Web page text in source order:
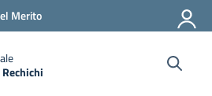
Merito